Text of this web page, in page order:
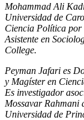
Mohammad Ali
Universidad de
Ciencia Política por
Asistente en
College.
Peyman Jafari es
y Magíster en
Es investigador
Mossavar Rahmani
Universidad de